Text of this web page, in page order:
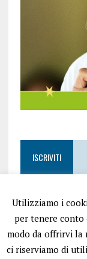
ISCRIVITI
Utilizziamo i
per tenere conto
modo da offrirvi la
ci riserviamo di